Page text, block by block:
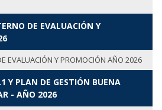
DE EVALUACIÓN Y
EVALUACIÓN Y PROMOCIÓN AÑO 2026
Y PLAN DE GESTIÓN BUENA
- AÑO 2026